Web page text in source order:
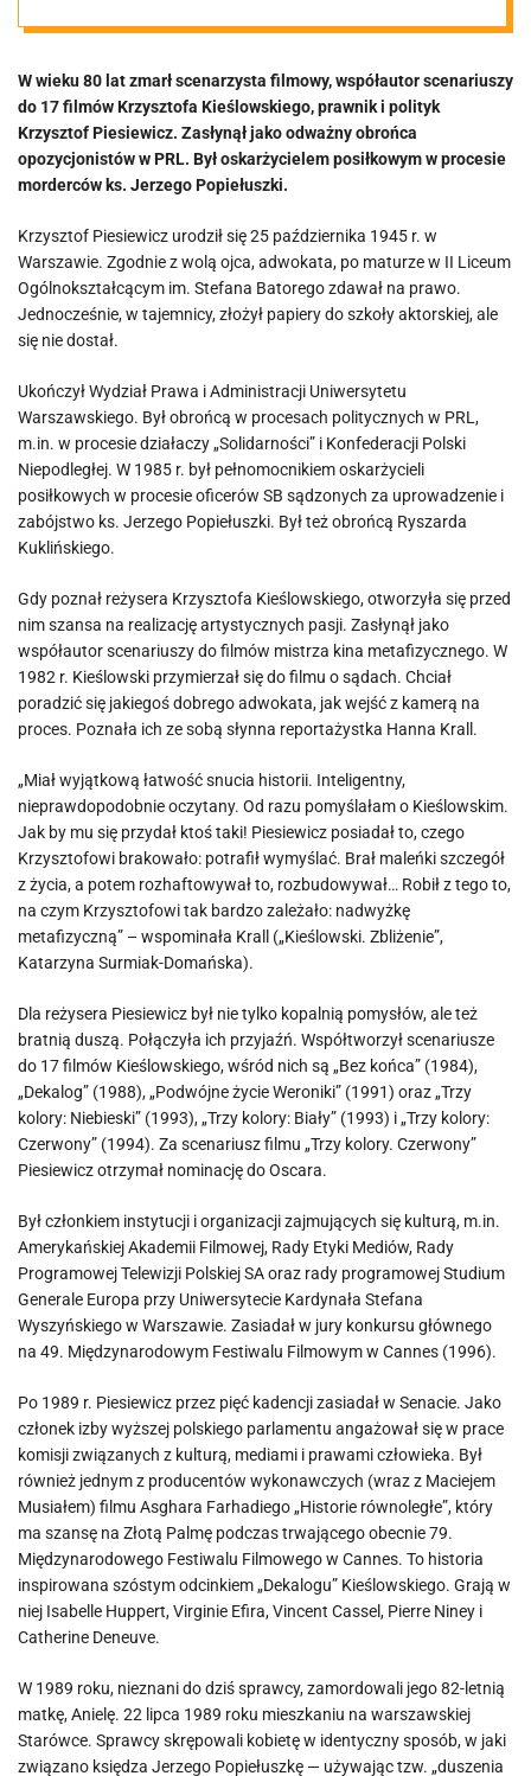
posiłkowym w
procesie
morderców
Popiełuszki, a
jego matkę w
zemście
zamordowali
nieznani
sprawcy
W wieku 80 lat zmarł scenarzysta filmowy, współautor scenariuszy
do 17 filmów Krzysztofa Kieślowskiego, prawnik i polityk
Krzysztof Piesiewicz. Zasłynął jako odważny obrońca
opozycjonistów w PRL. Był oskarżycielem posiłkowym w procesie
morderców ks. Jerzego Popiełuszki.
Krzysztof Piesiewicz urodził się 25 października 1945 r. w
Warszawie. Zgodnie z wolą ojca, adwokata, po maturze w II Liceum
Ogólnokształcącym im. Stefana Batorego zdawał na prawo.
Jednocześnie, w tajemnicy, złożył papiery do szkoły aktorskiej, ale
się nie dostał.
Ukończył Wydział Prawa i Administracji Uniwersytetu
Warszawskiego. Był obrońcą w procesach politycznych w PRL,
m.in. w procesie działaczy „Solidarności” i Konfederacji Polski
Niepodległej. W 1985 r. był pełnomocnikiem oskarżycieli
posiłkowych w procesie oficerów SB sądzonych za uprowadzenie i
zabójstwo ks. Jerzego Popiełuszki. Był też obrońcą Ryszarda
Kuklińskiego.
Gdy poznał reżysera Krzysztofa Kieślowskiego, otworzyła się przed
nim szansa na realizację artystycznych pasji. Zasłynął jako
współautor scenariuszy do filmów mistrza kina metafizycznego. W
1982 r. Kieślowski przymierzał się do filmu o sądach. Chciał
poradzić się jakiegoś dobrego adwokata, jak wejść z kamerą na
proces. Poznała ich ze sobą słynna reportażystka Hanna Krall.
„Miał wyjątkową łatwość snucia historii. Inteligentny,
nieprawdopodobnie oczytany. Od razu pomyślałam o Kieślowskim.
Jak by mu się przydał ktoś taki! Piesiewicz posiadał to, czego
Krzysztofowi brakowało: potrafił wymyślać. Brał maleńki szczegół
z życia, a potem rozhaftowywał to, rozbudowywał… Robił z tego to,
na czym Krzysztofowi tak bardzo zależało: nadwyżkę
metafizyczną” – wspominała Krall („Kieślowski. Zbliżenie”,
Katarzyna Surmiak-Domańska).
Dla reżysera Piesiewicz był nie tylko kopalnią pomysłów, ale też
bratnią duszą. Połączyła ich przyjaźń. Współtworzył scenariusze
do 17 filmów Kieślowskiego, wśród nich są „Bez końca” (1984),
„Dekalog” (1988), „Podwójne życie Weroniki” (1991) oraz „Trzy
kolory: Niebieski” (1993), „Trzy kolory: Biały” (1993) i „Trzy kolory:
Czerwony” (1994). Za scenariusz filmu „Trzy kolory. Czerwony”
Piesiewicz otrzymał nominację do Oscara.
Był członkiem instytucji i organizacji zajmujących się kulturą, m.in.
Amerykańskiej Akademii Filmowej, Rady Etyki Mediów, Rady
Programowej Telewizji Polskiej SA oraz rady programowej Studium
Generale Europa przy Uniwersytecie Kardynała Stefana
Wyszyńskiego w Warszawie. Zasiadał w jury konkursu głównego
na 49. Międzynarodowym Festiwalu Filmowym w Cannes (1996).
Po 1989 r. Piesiewicz przez pięć kadencji zasiadał w Senacie. Jako
członek izby wyższej polskiego parlamentu angażował się w prace
komisji związanych z kulturą, mediami i prawami człowieka. Był
również jednym z producentów wykonawczych (wraz z Maciejem
Musiałem) filmu Asghara Farhadiego „Historie równoległe”, który
ma szansę na Złotą Palmę podczas trwającego obecnie 79.
Międzynarodowego Festiwalu Filmowego w Cannes. To historia
inspirowana szóstym odcinkiem „Dekalogu” Kieślowskiego. Grają w
niej Isabelle Huppert, Virginie Efira, Vincent Cassel, Pierre Niney i
Catherine Deneuve.
W 1989 roku, nieznani do dziś sprawcy, zamordowali jego 82-letnią
matkę, Anielę. 22 lipca 1989 roku mieszkaniu na warszawskiej
Starówce. Sprawcy skrępowali kobietę w identyczny sposób, w jaki
związano księdza Jerzego Popiełuszkę — używając tzw. „duszenia